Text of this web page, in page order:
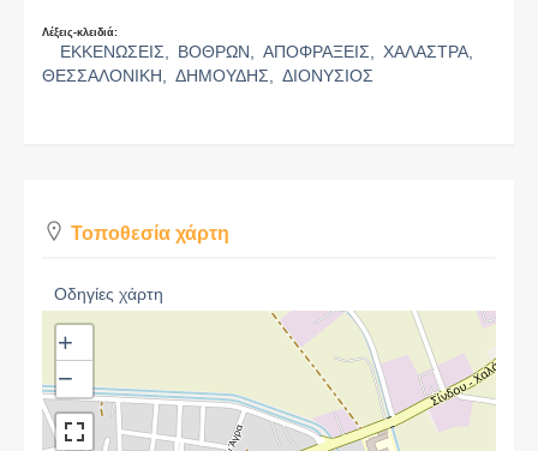
Λέξεις-κλειδιά:
ΕΚΚΕΝΩΣΕΙΣ, ΒΟΘΡΩΝ, ΑΠΟΦΡΑΞΕΙΣ, ΧΑΛΑΣΤΡΑ,
ΘΕΣΣΑΛΟΝΙΚΗ, ΔΗΜΟΥΔΗΣ, ΔΙΟΝΥΣΙΟΣ
Τοποθεσία χάρτη
Οδηγίες χάρτη
+
−